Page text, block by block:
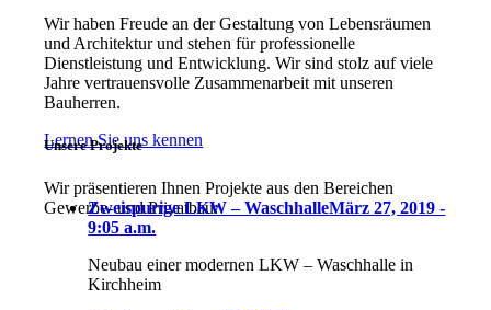
Wir haben Freude an der Gestaltung von Lebensräumen
und Architektur und stehen für professionelle
Dienstleistung und Entwicklung. Wir sind stolz auf viele
Jahre vertrauensvolle Zusammenarbeit mit unseren
Bauherren.
Lernen Sie uns kennen
Unsere Projekte
Wir präsentieren Ihnen Projekte aus den Bereichen
Gewerbe- und Privatbau:
Zweispurige LKW – WaschhalleMärz 27, 2019 -
9:05 a.m.
Neubau einer modernen LKW – Waschhalle in
Kirchheim